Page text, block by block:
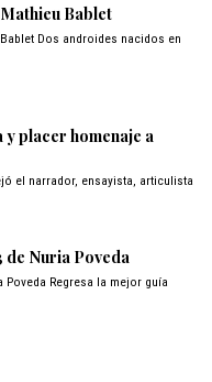
Bablet
Dos androides nacidos en
placer homenaje a
el narrador, ensayista, articulista
de Nuria Poveda
Poveda Regresa la mejor guía